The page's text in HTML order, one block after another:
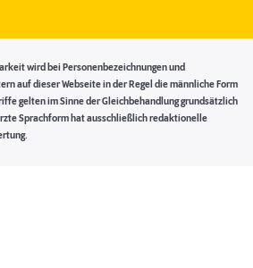
wird bei Personenbezeichnungen und
auf dieser Webseite in der Regel die männliche Form
gelten im Sinne der Gleichbehandlung grundsätzlich
Sprachform hat ausschließlich redaktionelle